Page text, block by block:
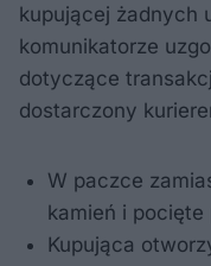
kupującej żadnych
komunikatorze
dotyczące
dostarczony
W paczce
kamień i pocięte
Kupująca